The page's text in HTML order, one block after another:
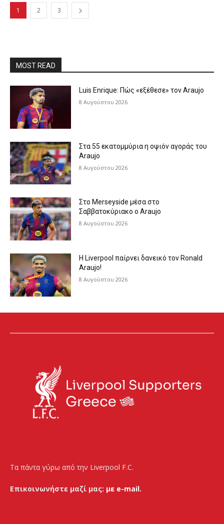
1 2 3
MOST READ
Luis Enrique: Πώς «εξέθεσε» τον Araujo
8 Αυγούστου 2026
Στα 55 εκατομμύρια η οψιόν αγοράς του
Araujo
8 Αυγούστου 2026
Στο Merseyside μέσα στο
Σαββατοκύριακο ο Araujo
8 Αυγούστου 2026
Η Liverpool παίρνει δανεικό τον Ronald
Araujo!
8 Αυγούστου 2026
Τα πάντα γύρω από την Liverpool F.C.
Επικοινωνήστε μαζί μας: με e-mail.